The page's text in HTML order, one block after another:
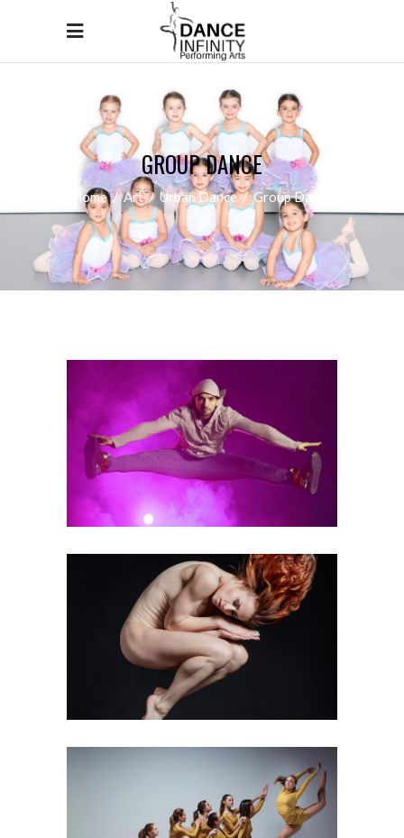
GROUP DANCE
Home/Art/ Urban Dance/Group Dance